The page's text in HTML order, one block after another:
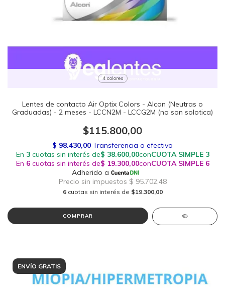
4 colores
Lentes de contacto Air Optix Colors - Alcon (Neutras o
Graduadas) - 2 meses - LCCN2M - LCCG2M (no son solotica)
$115.800,00
6 cuotas sin interés de $19.300,00
COMPRAR
ENVÍO GRATIS